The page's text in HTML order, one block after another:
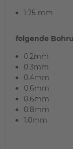
1.75 mm
folgende
0.2mm
0.3mm
0.4mm
0.6mm
0.6mm
0.8mm
1.0mm